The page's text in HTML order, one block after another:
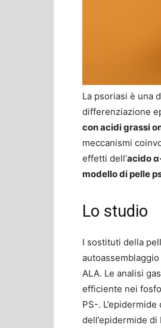
La psoriasi è una
differenziazione
con acidi grassi
meccanismi
effetti dell’acido
modello di pelle
Lo studio
I sostituti della
ALA. Le analisi
efficiente nei
PS-.
dell’epidermide